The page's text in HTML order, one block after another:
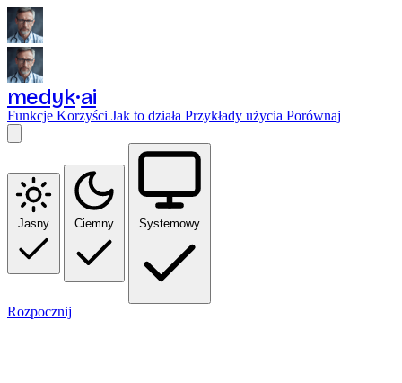
medyk ai
Funkcje Korzyści Jak to działa Przykłady użycia Porównaj
Jasny Ciemny Systemowy
Rozpocznij